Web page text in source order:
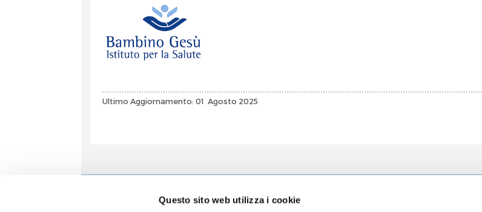
Questo sito web utilizza i cookie
Ultimo Aggiornamento: 01 Agosto 2025